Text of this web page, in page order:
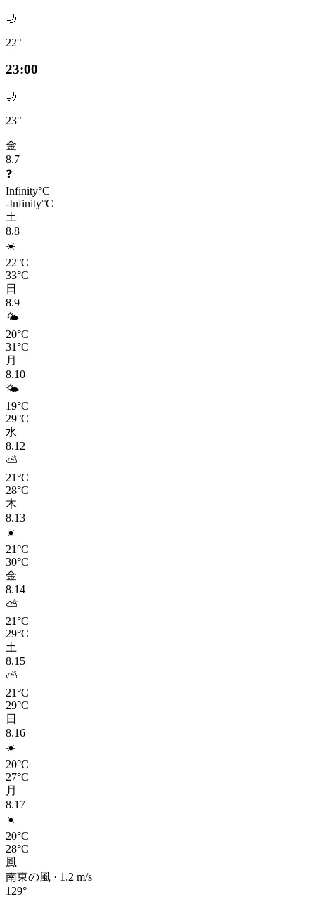
🌙
22°
23:00
🌙
23°
金
8.7
❓
Infinity°C
-Infinity°C
土
8.8
☀️
22°C
33°C
日
8.9
🌤️
20°C
31°C
月
8.10
🌤️
19°C
29°C
水
8.12
⛅
21°C
28°C
木
8.13
☀️
21°C
30°C
金
8.14
⛅
21°C
29°C
土
8.15
⛅
21°C
29°C
日
8.16
☀️
20°C
27°C
月
8.17
☀️
20°C
28°C
風
南東の風 · 1.2 m/s
129°